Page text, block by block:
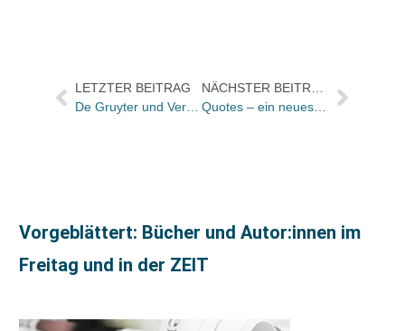
LETZTER BEITRAG
De Gruyter und Versita schließen exklusive Kooperation – Expansion nach Osteuropa
Vorgeblättert: Bücher und Autor:innen im
Freitag und in der ZEIT